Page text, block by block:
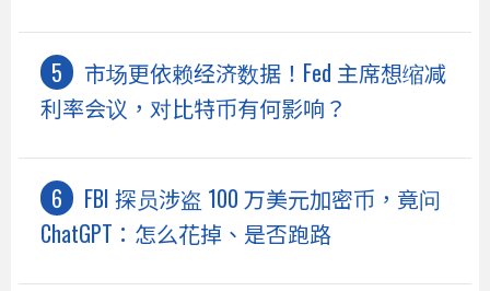
市场更依赖经济数据！Fed 主席想缩减
利率会议，对比特币有何影响？
FBI 探员涉盗 100 万美元加密币，竟问
ChatGPT：怎么花掉、是否跑路